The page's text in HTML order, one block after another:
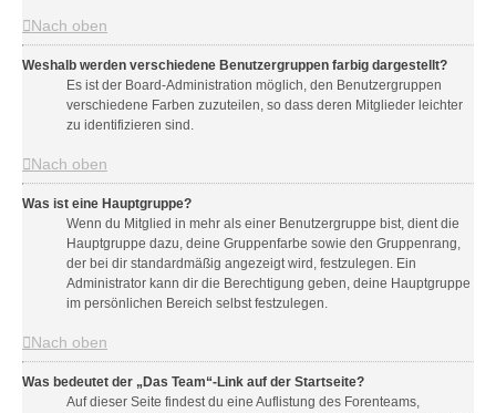
Nach oben
Weshalb werden verschiedene Benutzergruppen farbig dargestellt?
Es ist der Board-Administration möglich, den Benutzergruppen
verschiedene Farben zuzuteilen, so dass deren Mitglieder leichter
zu identifizieren sind.
Nach oben
Was ist eine Hauptgruppe?
Wenn du Mitglied in mehr als einer Benutzergruppe bist, dient die
Hauptgruppe dazu, deine Gruppenfarbe sowie den Gruppenrang,
der bei dir standardmäßig angezeigt wird, festzulegen. Ein
Administrator kann dir die Berechtigung geben, deine Hauptgruppe
im persönlichen Bereich selbst festzulegen.
Nach oben
Was bedeutet der „Das Team“-Link auf der Startseite?
Auf dieser Seite findest du eine Auflistung des Forenteams,